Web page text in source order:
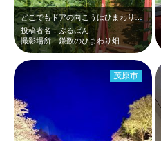
どこでもドアの向こうはひまわりの通路
投稿者名：ぶるばん
撮影場所：鎌数のひまわり畑
茂原市